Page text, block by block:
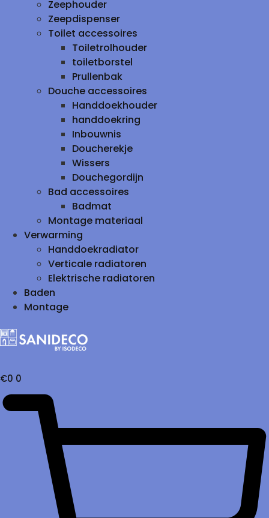
Zeephouder
Zeepdispenser
Toilet accessoires
Toiletrolhouder
toiletborstel
Prullenbak
Douche accessoires
Handdoekhouder
handdoekring
Inbouwnis
Doucherekje
Wissers
Douchegordijn
Bad accessoires
Badmat
Montage materiaal
Verwarming
Handdoekradiator
Verticale radiatoren
Elektrische radiatoren
Baden
Montage
€0 0